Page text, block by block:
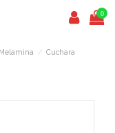
0
Cuchara